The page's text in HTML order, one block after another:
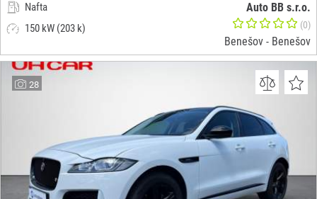
Nafta
150 kW (203 k)
Auto BB s.r.o.
(0)
Benešov - Benešov
28